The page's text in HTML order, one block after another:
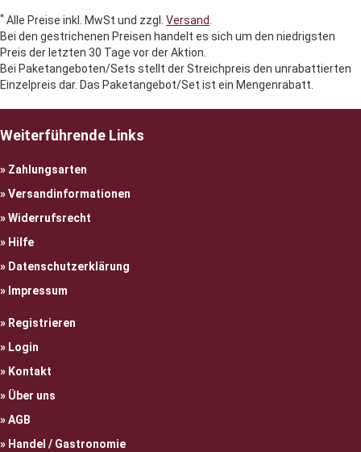
* Alle Preise inkl. MwSt und zzgl. Versand.
Bei den gestrichenen Preisen handelt es sich um den niedrigsten
Preis der letzten 30 Tage vor der Aktion.
Bei Paketangeboten/Sets stellt der Streichpreis den unrabattierten
Einzelpreis dar. Das Paketangebot/Set ist ein Mengenrabatt.
Weiterführende Links
Zahlungsarten
Versandinformationen
Widerrufsrecht
Hilfe
Datenschutzerklärung
Impressum
Registrieren
Login
Kontakt
Über uns
AGB
Handel / Gastronomie